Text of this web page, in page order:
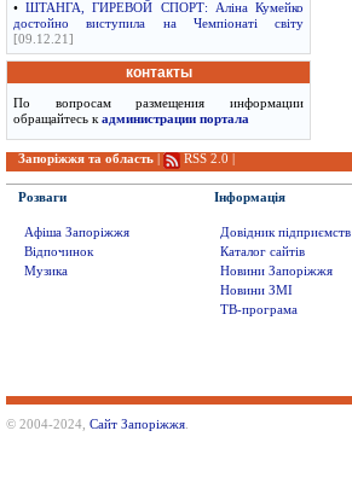
•ШТАНГА, ГИРЕВОЙ СПОРТ: Аліна Кумейко
достойно виступила на Чемпіонаті світу
[09.12.21]
контакты
По вопросам размещения информации
обращайтесь к администрации портала
Запоріжжя та область RSS 2.0
Розваги
Афіша Запоріжжя
Відпочинок
Музика
Інформація
Довідник підприємств
Каталог сайтів
Новини Запоріжжя
Новини ЗМІ
ТВ-програма
© 2004-2024, Сайт Запоріжжя